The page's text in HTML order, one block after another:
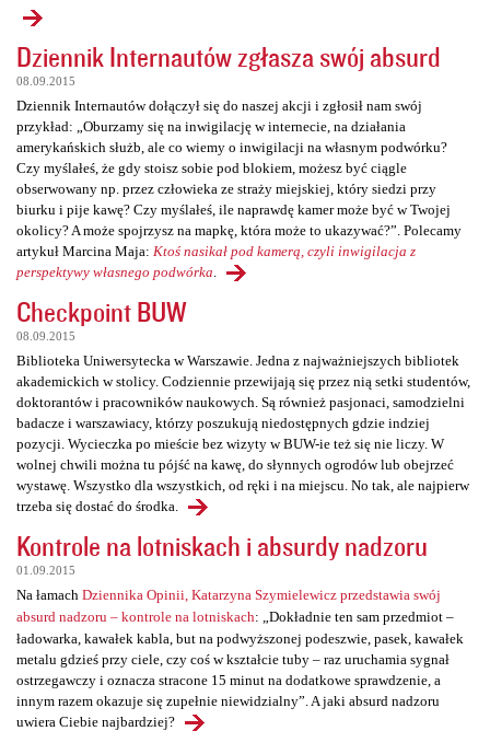
Dziennik Internautów zgłasza swój absurd
08.09.2015
Dziennik Internautów dołączył się do naszej akcji i zgłosił nam swój
przykład: „Oburzamy się na inwigilację w internecie, na działania
amerykańskich służb, ale co wiemy o inwigilacji na własnym podwórku?
Czy myślałeś, że gdy stoisz sobie pod blokiem, możesz być ciągle
obserwowany np. przez człowieka ze straży miejskiej, który siedzi przy
biurku i pije kawę? Czy myślałeś, ile naprawdę kamer może być w Twojej
okolicy? A może spojrzysz na mapkę, która może to ukazywać?”. Polecamy
artykuł Marcina Maja: Ktoś nasikał pod kamerą, czyli inwigilacja z
perspektywy własnego podwórka
Checkpoint BUW
08.09.2015
Biblioteka Uniwersytecka w Warszawie. Jedna z najważniejszych bibliotek
akademickich w stolicy. Codziennie przewijają się przez nią setki studentów,
doktorantów i pracowników naukowych. Są również pasjonaci, samodzielni
badacze i warszawiacy, którzy poszukują niedostępnych gdzie indziej
pozycji. Wycieczka po mieście bez wizyty w BUW-ie też się nie liczy. W
wolnej chwili można tu pójść na kawę, do słynnych ogrodów lub obejrzeć
wystawę. Wszystko dla wszystkich, od ręki i na miejscu. No tak, ale najpierw
trzeba się dostać do środka.
Kontrole na lotniskach i absurdy nadzoru
01.09.2015
Na łamach Dziennika Opinii, Katarzyna Szymielewicz przedstawia swój
absurd nadzoru – kontrole na lotniskach: „Dokładnie ten sam przedmiot –
ładowarka, kawałek kabla, but na podwyższonej podeszwie, pasek, kawałek
metalu gdzieś przy ciele, czy coś w kształcie tuby – raz uruchamia sygnał
ostrzegawczy i oznacza stracone 15 minut na dodatkowe sprawdzenie, a
innym razem okazuje się zupełnie niewidzialny”. A jaki absurd nadzoru
uwiera Ciebie najbardziej?